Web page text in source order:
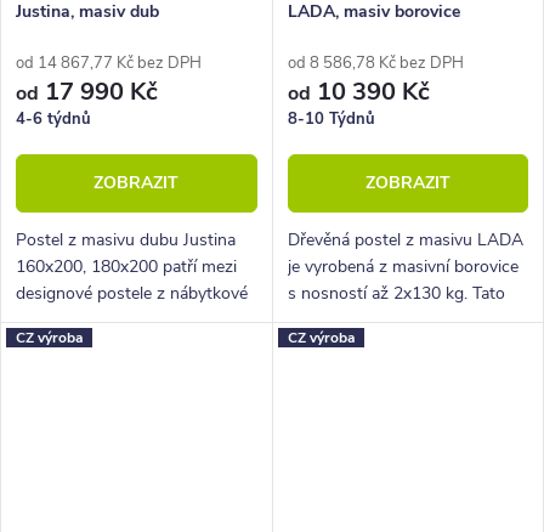
Justina, masiv dub
od 14 867,77 Kč bez DPH
od 17 990 Kč
4-6 týdnů
ZOBRAZIT
Postel z masivu dubu Justina
160x200, 180x200 patří mezi
designové postele z nábytkové
řady BedWorld. Vyniká
krásným zaobleným čelem u
LADA, masiv borovice
od 8 586,78 Kč bez DPH
od 10 390 Kč
8-10 Týdnů
ZOBRAZIT
Dřevěná postel z masivu LADA
je vyrobená z masivní borovice
s nosností až 2x130 kg. Tato
postel je ideální pro použití do
ložnice, pokoje pro hosty nebo
CZ výroba CZ výroba